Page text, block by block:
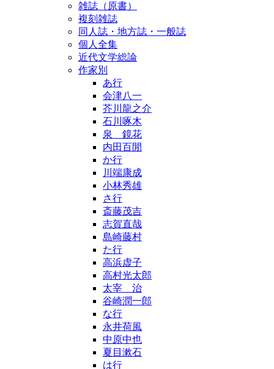
雑誌（原書）
複刻雑誌
同人誌・地方誌・一般誌
個人全集
近代文学総論
作家別
あ行
会津八一
芥川龍之介
石川啄木
泉 鏡花
内田百閒
か行
川端康成
小林秀雄
さ行
斎藤茂吉
志賀直哉
島崎藤村
た行
高浜虚子
高村光太郎
太宰 治
谷崎潤一郎
な行
永井荷風
中原中也
夏目漱石
は行